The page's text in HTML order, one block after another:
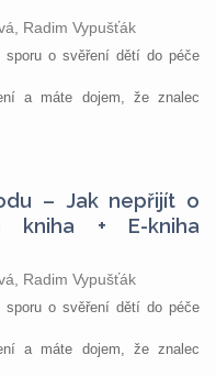
Radim Vypušťák
o svěření dětí do péče
a máte dojem, že znalec
– Jak nepřijít o
kniha + E-kniha
Radim Vypušťák
o svěření dětí do péče
a máte dojem, že znalec